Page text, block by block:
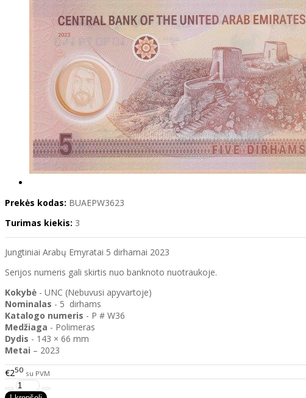
Prekės kodas: BUAEPW3623
Turimas kiekis: 3
Jungtiniai Arabų Emyratai 5 dirhamai 2023
Serijos numeris gali skirtis nuo banknoto nuotraukoje.
Kokybė - UNC (Nebuvusi apyvartoje)
Nominalas - 5 dirhams
Katalogo numeris - P # W36
Medžiaga - Polimeras
Dydis - 143 × 66 mm
Metai – 2023
€250 su PVM